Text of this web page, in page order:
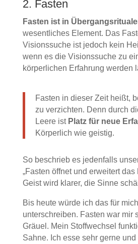
2. Fasten
Fasten ist in
wesentliches Element. Das
Visionssuche ist jedoch kein
wenn es die Visionssuche zu
körperlichen Erfahrung werden
Fasten in dieser Zeit heißt,
zu verzichten. Denn durch
Leere ist Platz für neue
Körperlich wie geistig.
So beschrieb es jedenfalls
„Fasten öffnet und erweitert
Geist wird klarer, die Sinne
Bis heute würde ich das für
unterschreiben. Fasten war mir
Gräuel. Mein Stoffwechsel
Sahne. Ich esse sehr gerne